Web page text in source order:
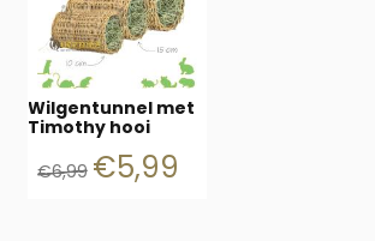
Wilgentunnel met
Timothy hooi
€6,99 €5,99